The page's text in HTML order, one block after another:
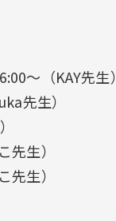
〜（KAY先生）
先生）
先生）
先生）